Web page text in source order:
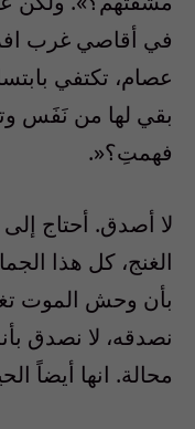
في أقاصي غرب
عصام، تكتفي
بقي لها من نَفَس
فهمتِ؟«.
لا أصدق. أحتاج
الغنج، كل هذا
بأن وحش الموت
نصدقه، لا نصدق
محالة. انها أيضاً